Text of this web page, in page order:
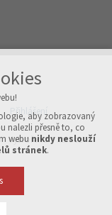
Přihlášení
Vytvořeno v xart.cz
aby zobrazovaný
nalezli přesně to, co
webu nikdy neslouží
stránek.